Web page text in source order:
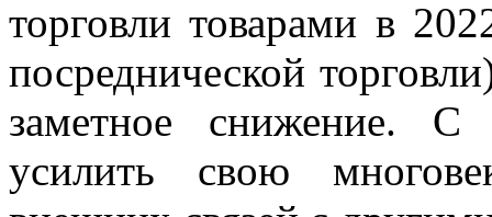
торговли товарами в
посреднической
заметное снижение.
усилить свою